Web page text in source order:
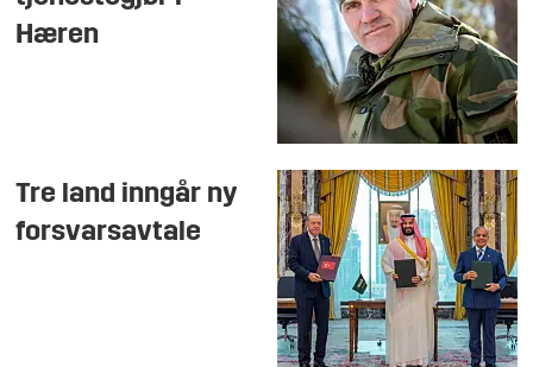
Hæren
Tre land inngår ny
forsvarsavtale